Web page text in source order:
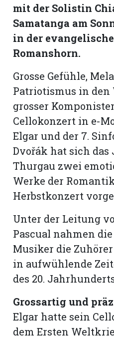
mit der Solistin
Samatanga am
in der
Romanshorn.
Grosse Gefühle,
Patriotismus in den
grosser
Cellokonzert in e-
Elgar und der 7.
Dvořák hat sich das
Thurgau zwei
Werke der
Herbstkonzert
Unter der Leitung
Pascual nahmen
Musiker die
in aufwühlende
des 20.
Grossartig und
Elgar hatte sein
dem Ersten